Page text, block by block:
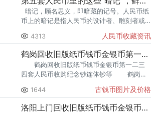
币上的暗记是指人民币的设计者、雕刻者或
4313 人民币收藏资讯
鹤岗回收旧版纸币钱币金银币第一二三四套人民币收购纪念钞连体钞
鹤岗回收旧版纸币钱币金银币第一二三
四套人民币收购纪念钞连体钞等 鹤岗专
交易。 鹤岗专业回收收藏旧版纸币钱
币，
1644 古钱币图片及价格
洛阳上门回收旧版纸币钱币金银币收购第一二三四套人民币收购纪念